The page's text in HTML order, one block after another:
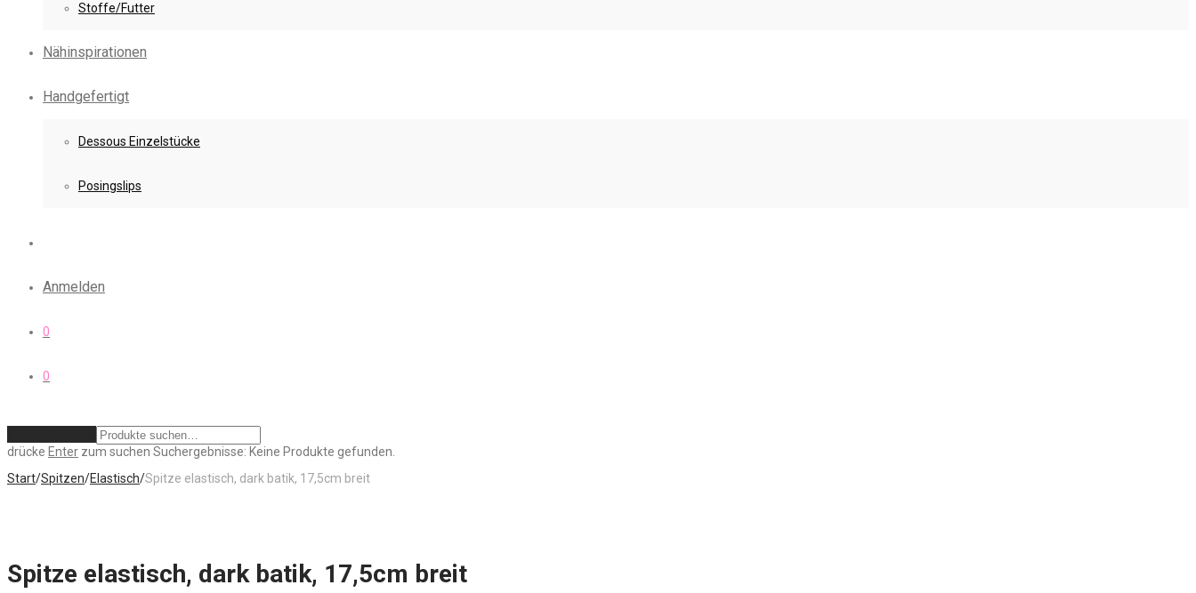
Stoffe/Futter
Nähinspirationen
Handgefertigt
Dessous Einzelstücke
Posingslips
Anmelden
0
0
drücke Enter zum suchen Suchergebnisse: Keine Produkte gefunden.
Start/Spitzen/Elastisch/Spitze elastisch, dark batik, 17,5cm breit
Spitze elastisch, dark batik, 17,5cm breit